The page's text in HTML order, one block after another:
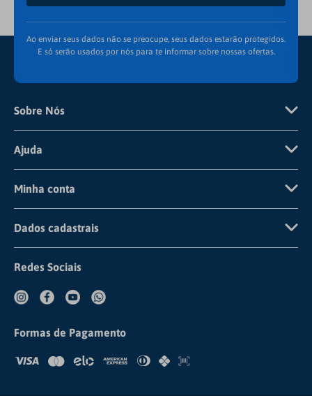
Ao enviar seus dados não se preocupe, seus dados estarão protegidos.
E só serão usados por nós para te informar sobre nossas ofertas.
Sobre Nós
Pagamento
Institucional
Compliance
Ajuda
Trocas e Devoluções
Minha conta
Fazer Login
Dados cadastrais
Redes Sociais
Formas de Pagamento